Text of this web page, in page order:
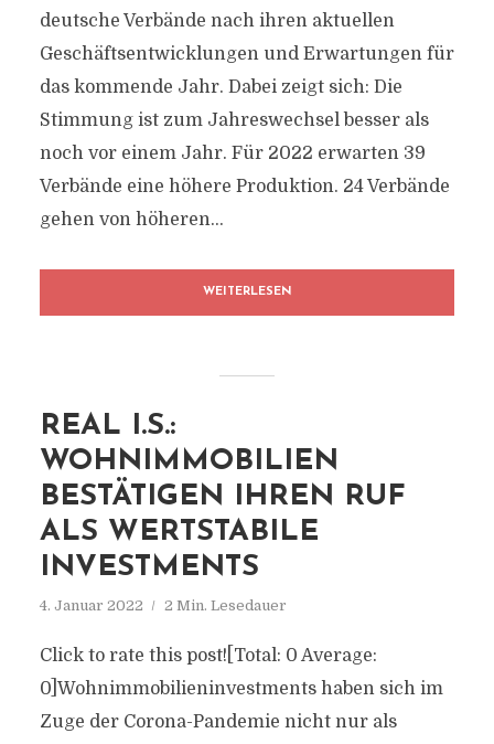
deutsche Verbände nach ihren aktuellen
Geschäftsentwicklungen und Erwartungen für
das kommende Jahr. Dabei zeigt sich: Die
Stimmung ist zum Jahreswechsel besser als
noch vor einem Jahr. Für 2022 erwarten 39
Verbände eine höhere Produktion. 24 Verbände
gehen von höheren...
WEITERLESEN
REAL I.S.:
WOHNIMMOBILIEN
BESTÄTIGEN IHREN RUF
ALS WERTSTABILE
INVESTMENTS
4. Januar 2022 2 Min. Lesedauer
Click to rate this post![Total: 0 Average:
0]Wohnimmobilieninvestments haben sich im
Zuge der Corona-Pandemie nicht nur als